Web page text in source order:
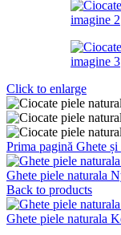
Click to enlarge
Prima pagină Ghete
Ghete piele naturala
Back to products
Ghete piele naturala